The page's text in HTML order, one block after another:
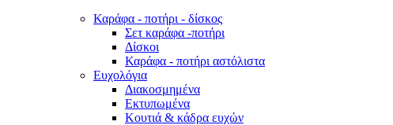
Καράφα - ποτήρι - δίσκος
Σετ καράφα -ποτήρι
Δίσκοι
Καράφα - ποτήρι αστόλιστα
Ευχολόγια
Διακοσμημένα
Εκτυπωμένα
Κουτιά & κάδρα ευχών